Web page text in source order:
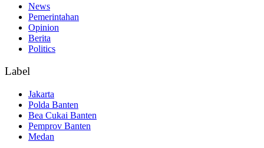
News
Pemerintahan
Opinion
Berita
Politics
Label
Jakarta
Polda Banten
Bea Cukai Banten
Pemprov Banten
Medan